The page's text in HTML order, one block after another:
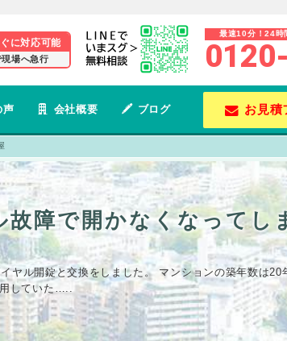
に対応可能
場へ急行
最速10分！24時
声 会社概要 ブログ お見積
障で開かなくなってし
ル開錠と交換をしました。 マンションの築年数は20
していた…..